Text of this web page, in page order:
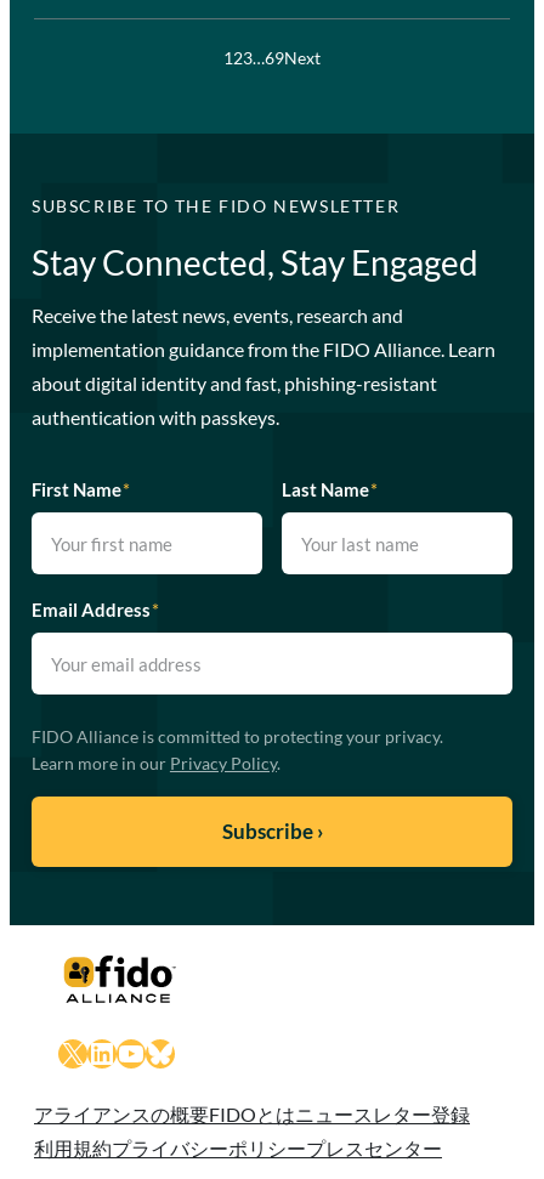
123…69Next
SUBSCRIBE TO THE FIDO NEWSLETTER
Stay Connected, Stay Engaged
Receive the latest news, events, research and
implementation guidance from the FIDO Alliance. Learn
about digital identity and fast, phishing-resistant
authentication with passkeys.
First Name* Last Name*
Email Address*
FIDO Alliance is committed to protecting your privacy.
Learn more in our Privacy Policy.
X LinkedIn
YouTube
Bluesky
アライアンスの概要FIDOとは ニュースレター登録
利用規約プライバシーポリシープレスセンター